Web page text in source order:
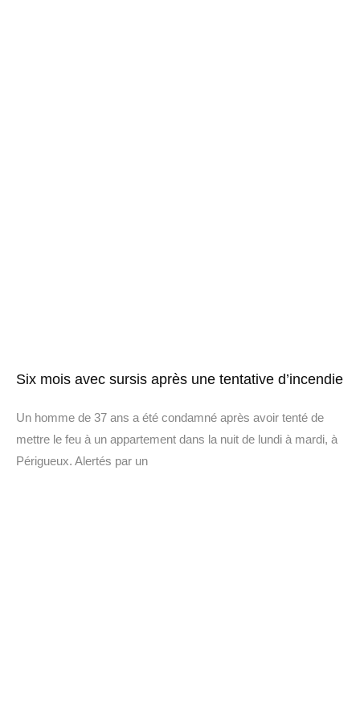
Six mois avec sursis après une tentative d’incendie
Un homme de 37 ans a été condamné après avoir tenté de
mettre le feu à un appartement dans la nuit de lundi à mardi, à
Périgueux. Alertés par un